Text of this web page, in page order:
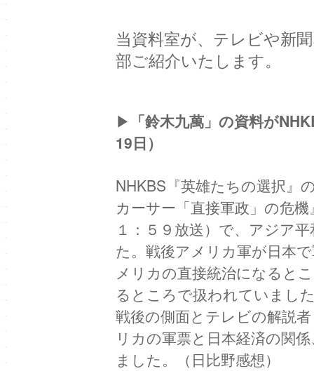
当資料室が、テレビや新
部ご紹介いたします。
▶︎ 「鈴木九萬」の資料が
19日）
NHKBS『英雄たちの選択』
カーサー「直接軍政」の危
１：５９放送）で、アジア
た。戦後アメリカ軍が日本
メリカの直接統治になると
るところで扱われていまし
戦後の側面とテレビの解説
リカの軍票と日本経済の関
ました。（日比野感想）